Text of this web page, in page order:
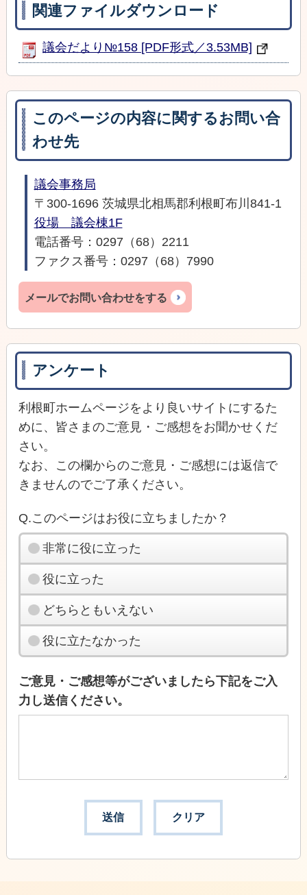
関連ファイルダウンロード
議会だより№158 [PDF形式／3.53MB]
このページの内容に関するお問い合
わせ先
議会事務局
〒300-1696 茨城県北相馬郡利根町布川841-1
役場 議会棟1F
電話番号：0297（68）2211
ファクス番号：0297（68）7990
メールでお問い合わせをする
アンケート
利根町ホームページをより良いサイトにするた
めに、皆さまのご意見・ご感想をお聞かせくだ
さい。
なお、この欄からのご意見・ご感想には返信で
きませんのでご了承ください。
Q.このページはお役に立ちましたか？
非常に役に立った
役に立った
どちらともいえない
役に立たなかった
ご意見・ご感想等がございましたら下記をご入
力し送信ください。